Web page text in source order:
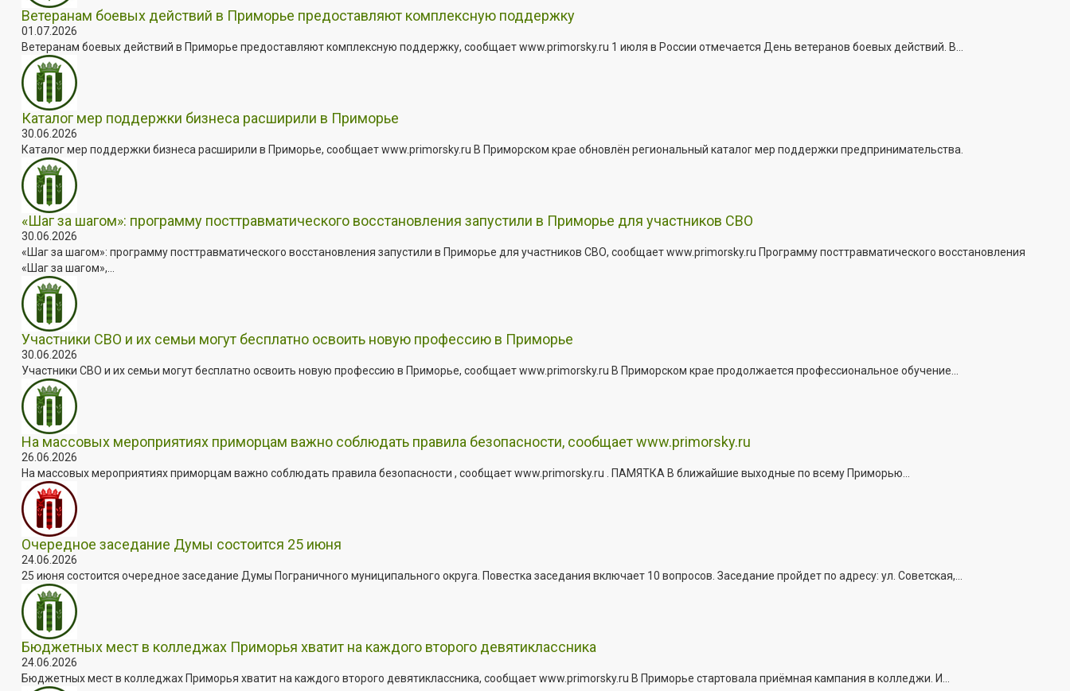
Ветеранам боевых действий в Приморье предоставляют комплексную поддержку
01.07.2026
Ветеранам боевых действий в Приморье предоставляют комплексную поддержку, сообщает www.primorsky.ru 1 июля в России отмечается День ветеранов боевых действий. В...
Каталог мер поддержки бизнеса расширили в Приморье
30.06.2026
Каталог мер поддержки бизнеса расширили в Приморье, сообщает www.primorsky.ru В Приморском крае обновлён региональный каталог мер поддержки предпринимательства.
«Шаг за шагом»: программу посттравматического восстановления запустили в Приморье для участников СВО
30.06.2026
«Шаг за шагом»: программу посттравматического восстановления запустили в Приморье для участников СВО, сообщает www.primorsky.ru Программу посттравматического восстановления
«Шаг за шагом»,...
Участники СВО и их семьи могут бесплатно освоить новую профессию в Приморье
30.06.2026
Участники СВО и их семьи могут бесплатно освоить новую профессию в Приморье, сообщает www.primorsky.ru В Приморском крае продолжается профессиональное обучение...
На массовых мероприятиях приморцам важно соблюдать правила безопасности, сообщает www.primorsky.ru
26.06.2026
На массовых мероприятиях приморцам важно соблюдать правила безопасности , сообщает www.primorsky.ru . ПАМЯТКА В ближайшие выходные по всему Приморью...
Очередное заседание Думы состоится 25 июня
24.06.2026
25 июня состоится очередное заседание Думы Пограничного муниципального округа. Повестка заседания включает 10 вопросов. Заседание пройдет по адресу: ул. Советская,...
Бюджетных мест в колледжах Приморья хватит на каждого второго девятиклассника
24.06.2026
Бюджетных мест в колледжах Приморья хватит на каждого второго девятиклассника, сообщает www.primorsky.ru В Приморье стартовала приёмная кампания в колледжи. И...